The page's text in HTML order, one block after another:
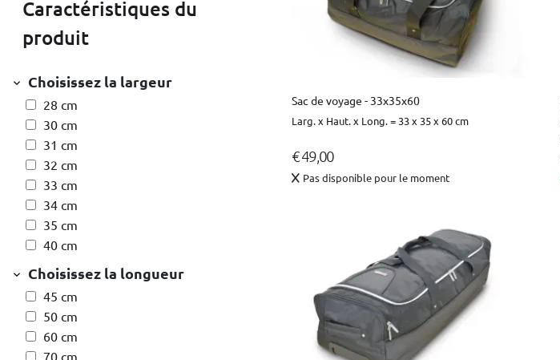
Caractéristiques du
produit
Choisissez la largeur
28 cm
30 cm
31 cm
32 cm
33 cm
34 cm
35 cm
40 cm
Choisissez la longueur
45 cm
50 cm
60 cm
70 cm
Sac de voyage - 33x35x60
Larg. x Haut. x Long. = 33 x 35 x 60 cm
€ 49,00
Pas disponible pour le moment